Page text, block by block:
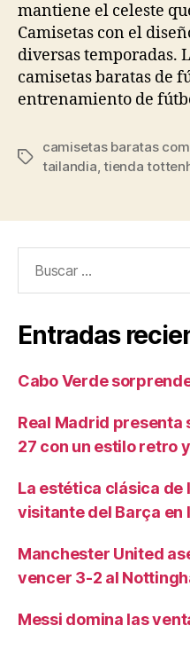
mantiene el celeste
Camisetas con el
diversas temporadas.
camisetas baratas de
entrenamiento de
Etiquetas
camisetas baratas
tailandia,tienda
Entradas
Cabo Verde
Real Madrid presenta
27 con un estilo retro
La estética clásica de
visitante del Barça en
Manchester United
vencer 3-2 al
Messi domina las